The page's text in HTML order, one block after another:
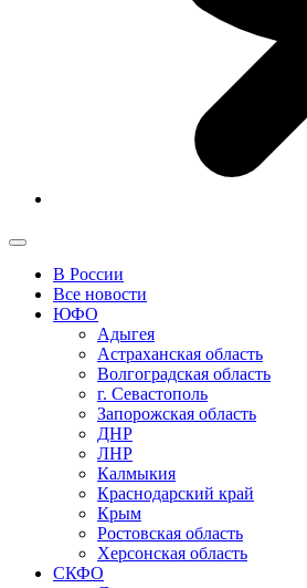
В России
Все новости
ЮФО
Адыгея
Астраханская область
Волгоградская область
г. Севастополь
Запорожская область
ДНР
ЛНР
Калмыкия
Краснодарский край
Крым
Ростовская область
Херсонская область
СКФО